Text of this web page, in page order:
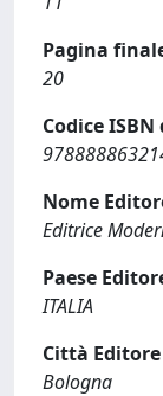
Pagina
20
Codice
Nome
Editrice
Paese
ITALIA
Città Editore
Bologna